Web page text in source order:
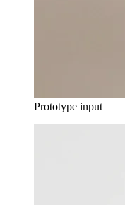
Prototype input